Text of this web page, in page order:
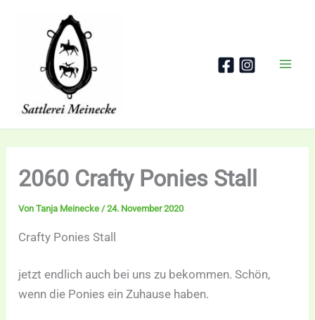
2060 Crafty Ponies Stall
VonTanja Meinecke /24. November 2020
Crafty Ponies Stall
jetzt endlich auch bei uns zu bekommen. Schön,
wenn die Ponies ein Zuhause haben.